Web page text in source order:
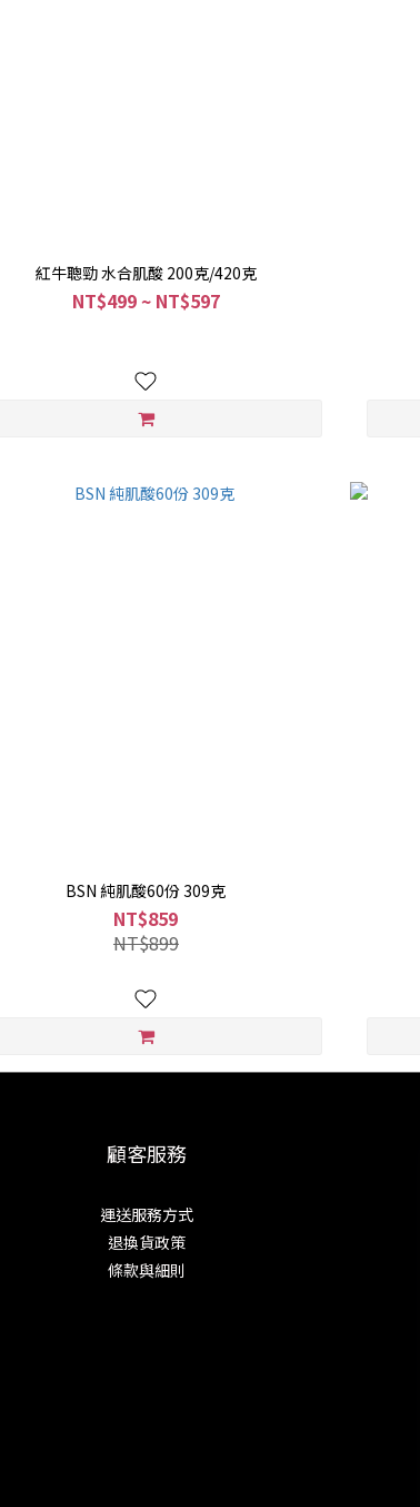
紅牛聰勁 水合肌酸 200克/420克
NT$499 ~ NT$597
BSN 純肌酸60份 309克
NT$859
NT$899
顧客服務
運送服務方式
退換貨政策
條款與細則